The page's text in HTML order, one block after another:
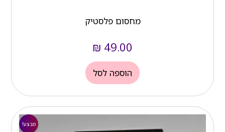
מחסום פלסטיק
₪ 49.00
הוספה לסל
מבצע!
המחיר
המקורי
המחיר
הנוכחי